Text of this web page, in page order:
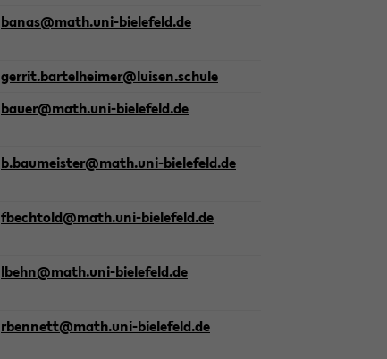
banas@math.uni-​bielefeld.de
ger­rit.bar­tel­hei­mer@lui­sen.schu­le
bauer@math.uni-​bielefeld.de
b.bau­meis­ter@math.uni-​bielefeld.de
fbech­told@math.uni-​bielefeld.de
lbehn@math.uni-​bielefeld.de
rben­nett@math.uni-​bielefeld.de